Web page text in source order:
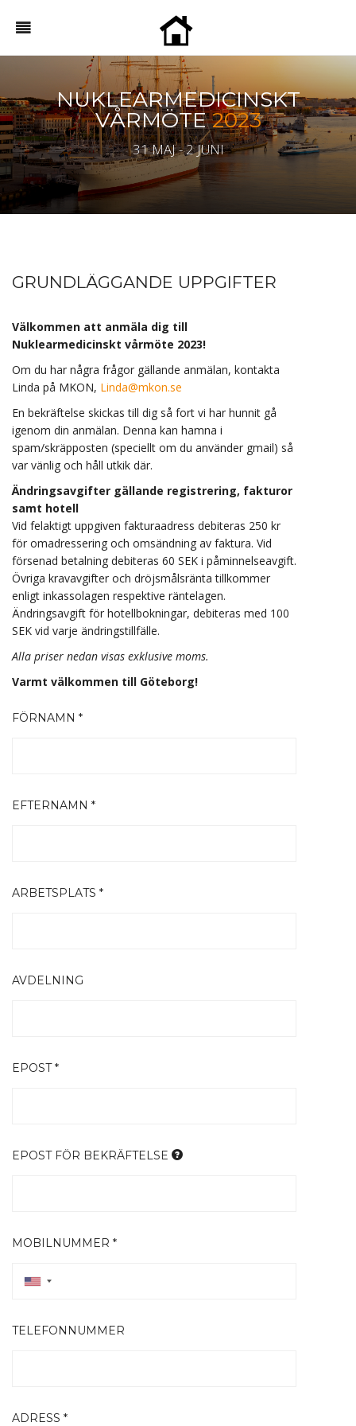
NUKLEARMEDICINSKT
VÅRMÖTE2023
31 MAJ - 2 JUNI
GRUNDLÄGGANDE UPPGIFTER
Välkommen att anmäla dig till
Nuklearmedicinskt vårmöte 2023!
Om du har några frågor gällande anmälan, kontakta
Linda på MKON, Linda@mkon.se
En bekräftelse skickas till dig så fort vi har hunnit gå
igenom din anmälan. Denna kan hamna i
spam/skräpposten (speciellt om du använder gmail) så
var vänlig och håll utkik där.
Ändringsavgifter gällande registrering, fakturor
samt hotell
Vid felaktigt uppgiven fakturaadress debiteras 250 kr
för omadressering och omsändning av faktura. Vid
försenad betalning debiteras 60 SEK i påminnelseavgift.
Övriga kravavgifter och dröjsmålsränta tillkommer
enligt inkassolagen respektive räntelagen.
Ändringsavgift för hotellbokningar, debiteras med 100
SEK vid varje ändringstillfälle.
Alla priser nedan visas exklusive moms.
Varmt välkommen till Göteborg!
FÖRNAMN *
EFTERNAMN *
ARBETSPLATS *
AVDELNING
EPOST *
EPOST FÖR BEKRÄFTELSE
MOBILNUMMER *
TELEFONNUMMER
ADRESS *